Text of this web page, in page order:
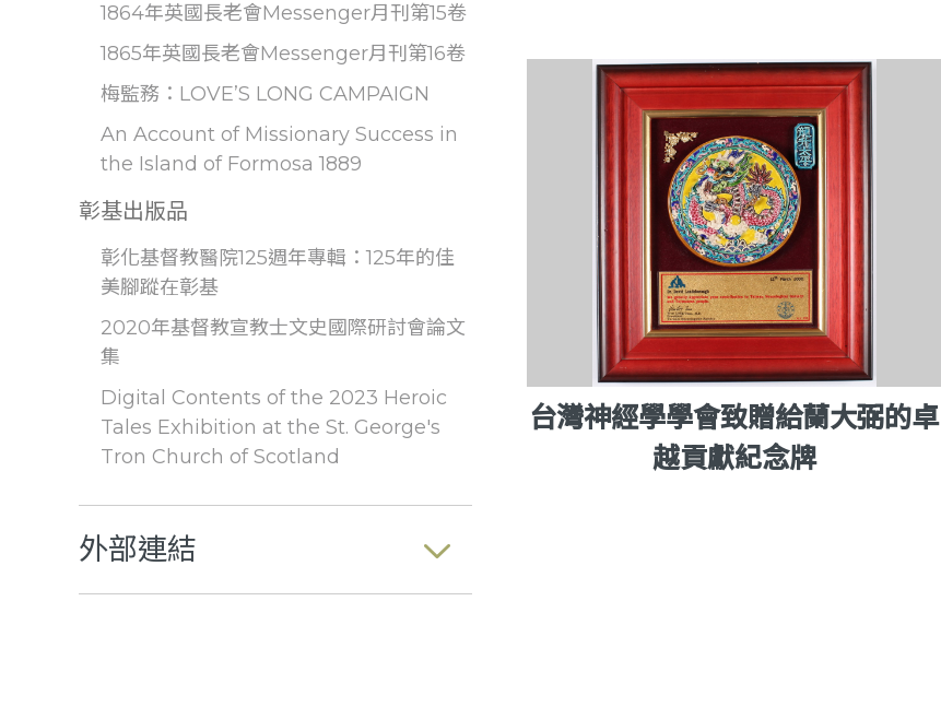
1864年英國長老會Messenger月刊第15卷
1865年英國長老會Messenger月刊第16卷
梅監務：LOVE’S LONG CAMPAIGN
An Account of Missionary Success in
the Island of Formosa 1889
彰基出版品
彰化基督教醫院125週年專輯：125年的佳
美腳蹤在彰基
2020年基督教宣教士文史國際研討會論文
集
Digital Contents of the 2023 Heroic
Tales Exhibition at the St. George's
Tron Church of Scotland
外部連結
台灣神經學學會致贈給蘭大弼的卓
越貢獻紀念牌